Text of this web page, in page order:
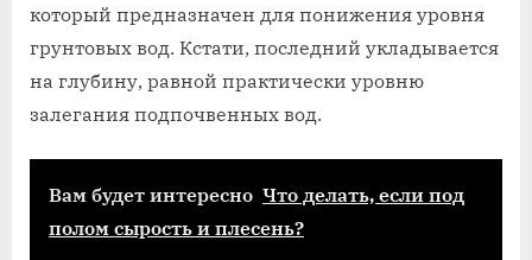
который предназначен для понижения уровня
грунтовых вод. Кстати, последний укладывается
на глубину, равной практически уровню
залегания подпочвенных вод.
Вам будет интересно Что делать, если под
полом сырость и плесень?